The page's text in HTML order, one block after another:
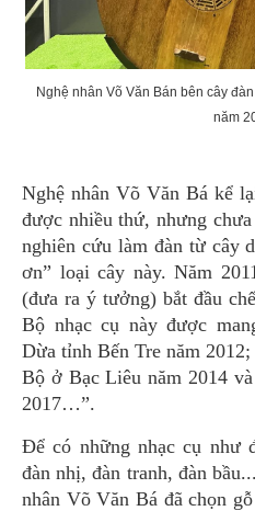
Nghệ nhân Võ Văn Bán bên cây
năm
Nghệ nhân Võ Văn Bá kể
được nhiều thứ, nhưng
nghiên cứu làm đàn từ cây
ơn” loại cây này. Năm
(đưa ra ý tưởng) bắt đầu
Bộ nhạc cụ này được
Dừa tỉnh Bến Tre năm
Bộ ở Bạc Liêu năm 2014
2017…”.
Để có những nhạc cụ như
đàn nhị, đàn tranh, đàn
nhân Võ Văn Bá đã chọn